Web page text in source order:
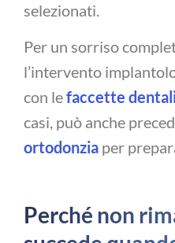
selezionati.
Per un sorriso
l’intervento
con lefaccette
casi, può anche
ortodonzia per
Perché non